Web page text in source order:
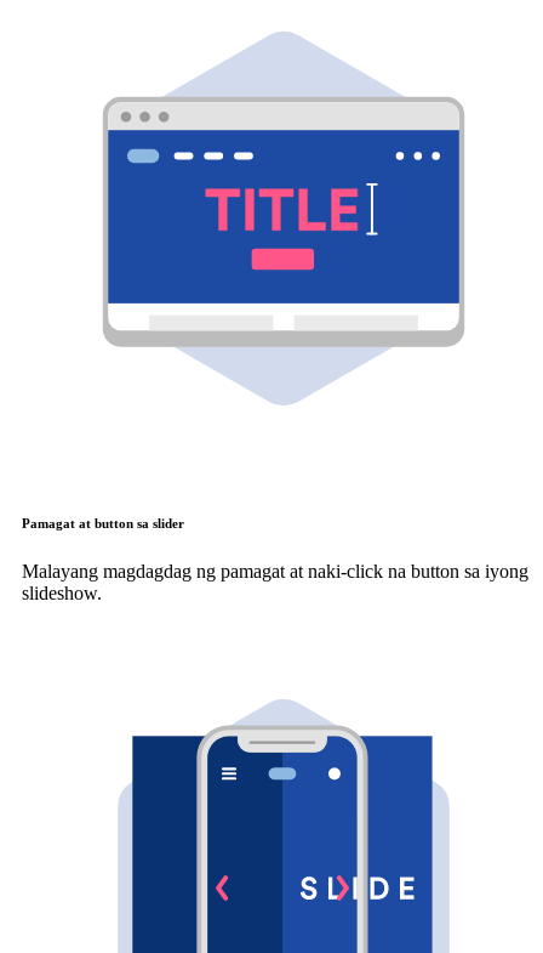
Pamagat at button sa slider
Malayang magdagdag ng pamagat at naki-click na button sa iyong
slideshow.